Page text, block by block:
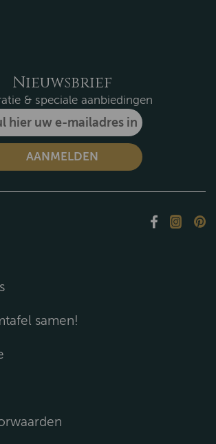
Nieuwsbrief
& speciale aanbiedingen
samen!